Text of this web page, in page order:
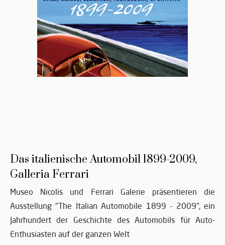
Das italienische Automobil 1899-2009,
Galleria Ferrari
Museo Nicolis und Ferrari Galerie präsentieren die
Ausstellung "The Italian Automobile 1899 - 2009", ein
Jahrhundert der Geschichte des Automobils für Auto-
Enthusiasten auf der ganzen Welt